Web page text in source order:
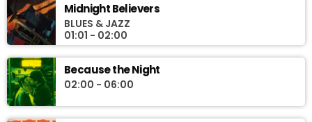
Midnight Believers
BLUES & JAZZ
01:01 - 02:00
Because the Night
02:00 - 06:00